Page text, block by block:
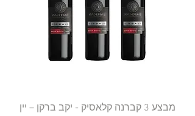
מבצע 3 קברנה קלאסיק - יקב ברקן – יין